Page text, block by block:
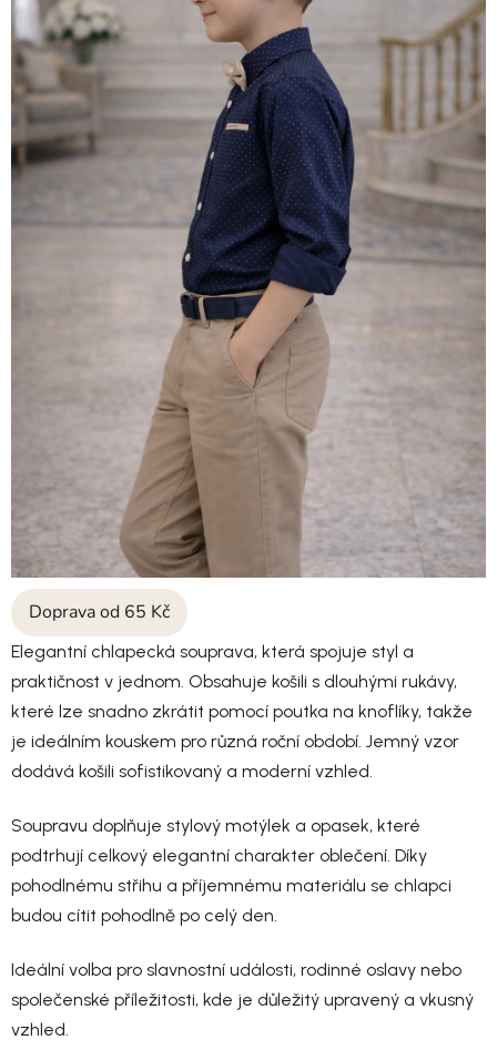
Doprava od 65 Kč
Elegantní chlapecká souprava, která spojuje styl a
praktičnost v jednom. Obsahuje košili s dlouhými rukávy,
které lze snadno zkrátit pomocí poutka na knoflíky, takže
je ideálním kouskem pro různá roční období. Jemný vzor
dodává košili sofistikovaný a moderní vzhled.
Soupravu doplňuje stylový motýlek a opasek, které
podtrhují celkový elegantní charakter oblečení. Díky
pohodlnému střihu a příjemnému materiálu se chlapci
budou cítit pohodlně po celý den.
Ideální volba pro slavnostní události, rodinné oslavy nebo
společenské příležitosti, kde je důležitý upravený a vkusný
vzhled.